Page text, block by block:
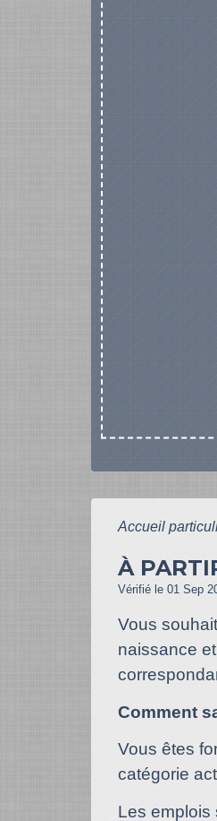
Accueil
À
Vérifié le 01 Sep
Vous
naissance
Comment
Vous êtes
catégorie
Les emplois